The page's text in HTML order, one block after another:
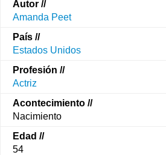
Amanda Peet
Estados Unidos
Actriz
Nacimiento
54